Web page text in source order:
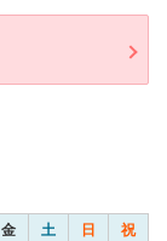
金 土 日 祝